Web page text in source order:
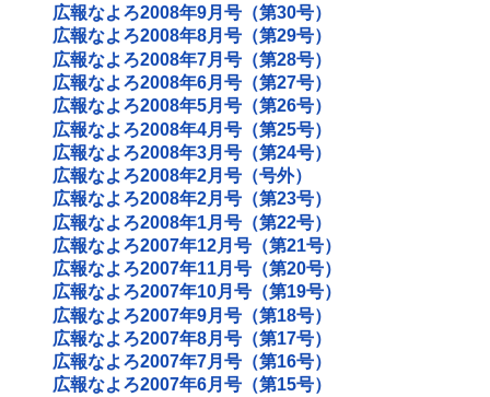
広報なよろ2008年9月号（第30号）
広報なよろ2008年8月号（第29号）
広報なよろ2008年7月号（第28号）
広報なよろ2008年6月号（第27号）
広報なよろ2008年5月号（第26号）
広報なよろ2008年4月号（第25号）
広報なよろ2008年3月号（第24号）
広報なよろ2008年2月号（号外）
広報なよろ2008年2月号（第23号）
広報なよろ2008年1月号（第22号）
広報なよろ2007年12月号（第21号）
広報なよろ2007年11月号（第20号）
広報なよろ2007年10月号（第19号）
広報なよろ2007年9月号（第18号）
広報なよろ2007年8月号（第17号）
広報なよろ2007年7月号（第16号）
広報なよろ2007年6月号（第15号）